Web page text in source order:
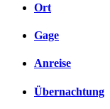
Ort
Gage
Anreise
Übernachtung